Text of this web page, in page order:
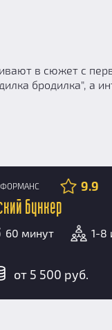
в сюжет с
бродилка", а
9.9
бункер
60 минут 1-8
от 5 500 руб.